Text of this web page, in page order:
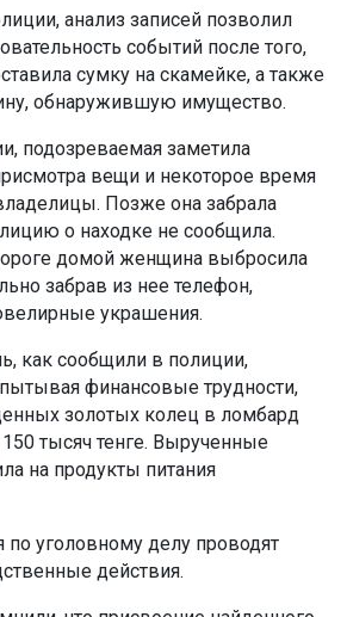
анализ записей позволил
событий после того,
сумку на скамейке, а также
обнаружившую имущество.
подозреваемая заметила
вещи и некоторое время
Позже она забрала
о находке не сообщила.
домой женщина выбросила
забрав из нее телефон,
украшения.
как сообщили в полиции,
финансовые трудности,
золотых колец в ломбард
150 тысяч тенге. Вырученные
на продукты питания
по уголовному делу проводят
действия.